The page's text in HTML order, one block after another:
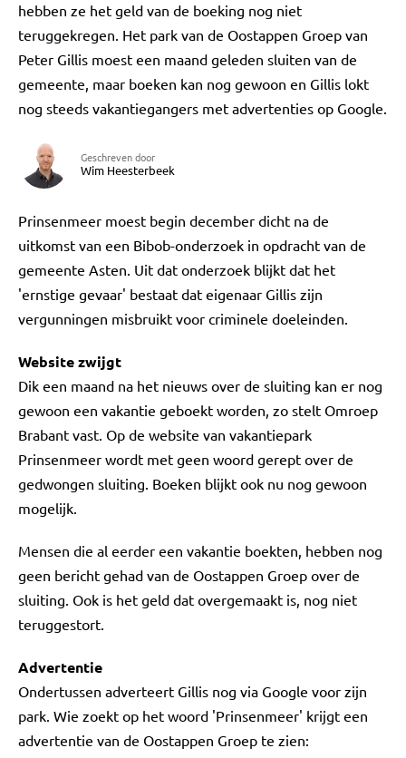
hebben ze het geld van de boeking nog niet
teruggekregen. Het park van de Oostappen Groep van
Peter Gillis moest een maand geleden sluiten van de
gemeente, maar boeken kan nog gewoon en Gillis lokt
nog steeds vakantiegangers met advertenties op Google.
Geschreven door
Wim Heesterbeek
Prinsenmeer moest begin december dicht na de
uitkomst van een Bibob-onderzoek in opdracht van de
gemeente Asten. Uit dat onderzoek blijkt dat het
'ernstige gevaar' bestaat dat eigenaar Gillis zijn
vergunningen misbruikt voor criminele doeleinden.
Website zwijgt
Dik een maand na het nieuws over de sluiting kan er nog
gewoon een vakantie geboekt worden, zo stelt Omroep
Brabant vast. Op de website van vakantiepark
Prinsenmeer wordt met geen woord gerept over de
gedwongen sluiting. Boeken blijkt ook nu nog gewoon
mogelijk.
Mensen die al eerder een vakantie boekten, hebben nog
geen bericht gehad van de Oostappen Groep over de
sluiting. Ook is het geld dat overgemaakt is, nog niet
teruggestort.
Advertentie
Ondertussen adverteert Gillis nog via Google voor zijn
park. Wie zoekt op het woord 'Prinsenmeer' krijgt een
advertentie van de Oostappen Groep te zien: